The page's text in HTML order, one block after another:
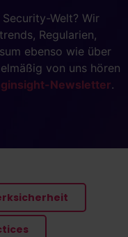
Welt? Wir
Regularien,
ebenso wie über
von uns hören
Newsletter.